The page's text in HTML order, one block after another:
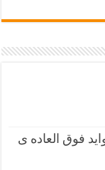
فوق العاده ی